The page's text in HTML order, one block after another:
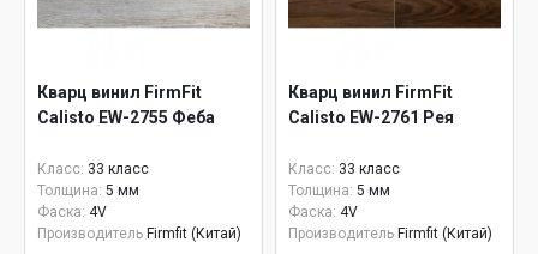
Кварц винил FirmFit
Calisto EW-2755 Феба
Класс: 33 класс
Толщина: 5 мм
Фаска: 4V
Производитель Firmfit (Китай)
Кварц винил FirmFit
Calisto EW-2761 Рея
Класс: 33 класс
Толщина: 5 мм
Фаска: 4V
Производитель Firmfit (Китай)